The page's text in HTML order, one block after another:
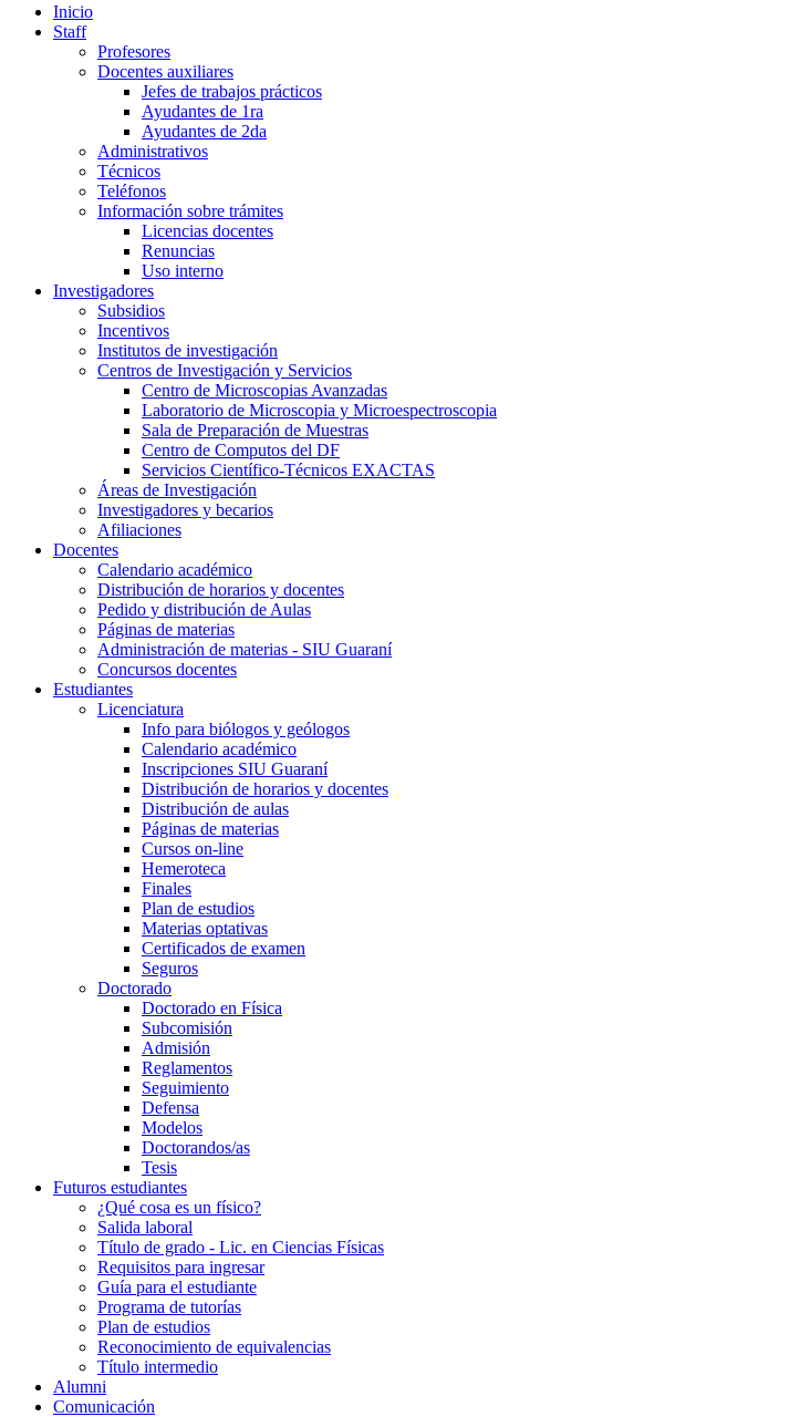
Inicio
Staff
Profesores
Docentes auxiliares
Jefes de trabajos prácticos
Ayudantes de 1ra
Ayudantes de 2da
Administrativos
Técnicos
Teléfonos
Información sobre trámites
Licencias docentes
Renuncias
Uso interno
Investigadores
Subsidios
Incentivos
Institutos de investigación
Centros de Investigación y Servicios
Centro de Microscopias Avanzadas
Laboratorio de Microscopia y Microespectroscopia
Sala de Preparación de Muestras
Centro de Computos del DF
Servicios Científico-Técnicos EXACTAS
Áreas de Investigación
Investigadores y becarios
Afiliaciones
Docentes
Calendario académico
Distribución de horarios y docentes
Pedido y distribución de Aulas
Páginas de materias
Administración de materias - SIU Guaraní
Concursos docentes
Estudiantes
Licenciatura
Info para biólogos y geólogos
Calendario académico
Inscripciones SIU Guaraní
Distribución de horarios y docentes
Distribución de aulas
Páginas de materias
Cursos on-line
Hemeroteca
Finales
Plan de estudios
Materias optativas
Certificados de examen
Seguros
Doctorado
Doctorado en Física
Subcomisión
Admisión
Reglamentos
Seguimiento
Defensa
Modelos
Doctorandos/as
Tesis
Futuros estudiantes
¿Qué cosa es un físico?
Salida laboral
Título de grado - Lic. en Ciencias Físicas
Requisitos para ingresar
Guía para el estudiante
Programa de tutorías
Plan de estudios
Reconocimiento de equivalencias
Título intermedio
Alumni
Comunicación